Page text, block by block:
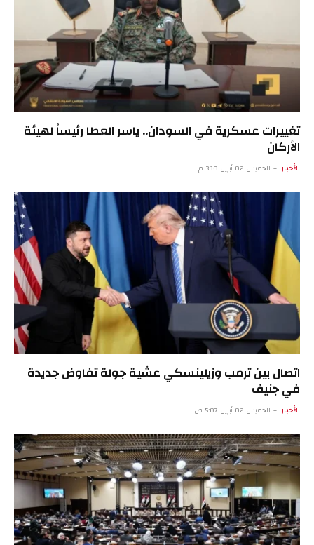
تغييرات عسكرية في السودان.. ياسر العطا رئيساً لهيئة
الأركان
الأخبار الخميس 02 أبريل 3:10 م
اتصال بين ترمب وزيلينسكي عشية جولة تفاوض جديدة
في جنيف
الأخبار الخميس 02 أبريل 5:07 ص